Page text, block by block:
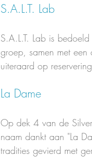
S.A.L.T. Lab
S.A.L.T. Lab is
groep, samen met
uiteraard op
La Dame
Op dek 4 van de
naam dankt aan "La
tradities gevierd met